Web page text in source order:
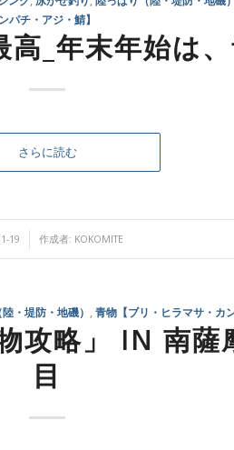
ンパチ・アジ・鯖】
高_年末年始は
さらに読む
19 作成者: KOKOMITE
・堤防・地磯） 青物【ブリ・ヒラマサ・カ
攻略」 IN 南薩
目